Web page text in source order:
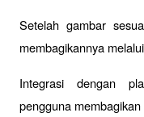
Setelah gambar
membagikannya
Integrasi dengan
pengguna